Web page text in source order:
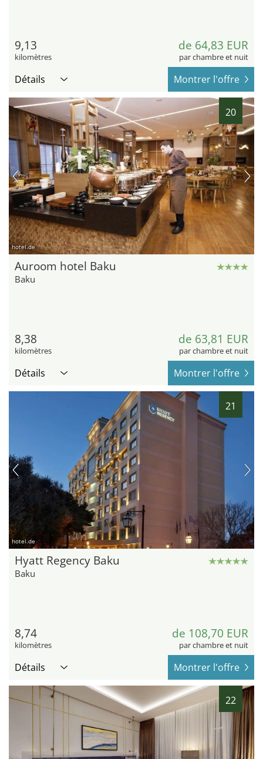
9,13
kilomètres
de 64,83 EUR
par chambre et nuit
Détails Montrer l'offre
20
hotel.de
Auroom hotel Baku
Baku
8,38
kilomètres
de 63,81 EUR
par chambre et nuit
Détails Montrer l'offre
21
hotel.de
Hyatt Regency Baku
Baku
8,74
kilomètres
de 108,70 EUR
par chambre et nuit
Détails Montrer l'offre
22